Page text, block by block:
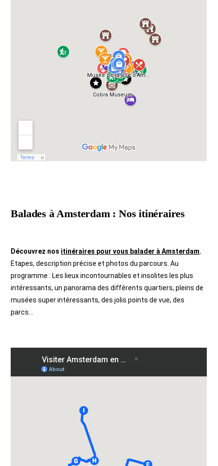
Balades à Amsterdam : Nos itinéraires
Découvrez nos itinéraires pour vous balader à Amsterdam.
Etapes, description précise et photos du parcours. Au
programme : Les lieux incontournables et insolites les plus
intéressants, un panorama des différents quartiers, pleins de
musées super intéressants, des jolis points de vue, des
parcs…